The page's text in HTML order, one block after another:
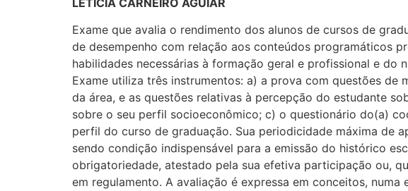
LETÍCIA CARNEIRO AGUIAR
Exame que avalia o rendimento dos alunos de cursos de
de desempenho com relação aos conteúdos programáticos
habilidades necessárias à formação geral e profissional e do
Exame utiliza três instrumentos: a) a prova com questões
da área, e as questões relativas à percepção do estudante
sobre o seu perfil socioeconômico; c) o questionário do(a)
perfil do curso de graduação. Sua periodicidade máxima de
sendo condição indispensável para a emissão do histórico
obrigatoriedade, atestado pela sua efetiva participação ou,
em regulamento. A avaliação é expressa em conceitos,